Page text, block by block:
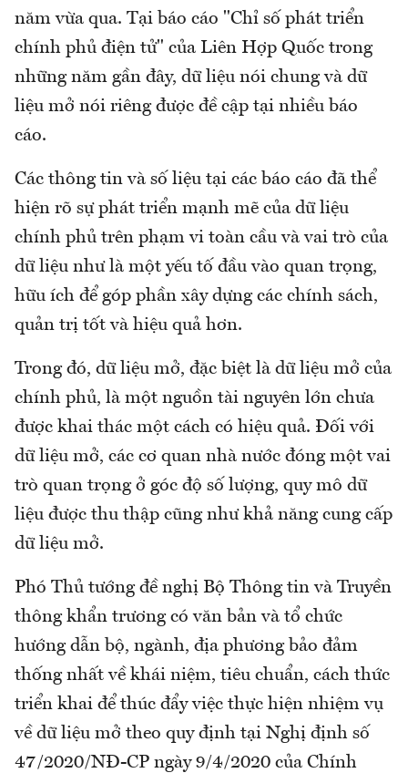
năm vừa qua. Tại báo cáo "Chỉ số phát triển
chính phủ điện tử" của Liên Hợp Quốc trong
những năm gần đây, dữ liệu nói chung và dữ
liệu mở nói riêng được đề cập tại nhiều báo
cáo.
Các thông tin và số liệu tại các báo cáo đã thể
hiện rõ sự phát triển mạnh mẽ của dữ liệu
chính phủ trên phạm vi toàn cầu và vai trò của
dữ liệu như là một yếu tố đầu vào quan trọng,
hữu ích để góp phần xây dựng các chính sách,
quản trị tốt và hiệu quả hơn.
Trong đó, dữ liệu mở, đặc biệt là dữ liệu mở của
chính phủ, là một nguồn tài nguyên lớn chưa
được khai thác một cách có hiệu quả. Đối với
dữ liệu mở, các cơ quan nhà nước đóng một vai
trò quan trọng ở góc độ số lượng, quy mô dữ
liệu được thu thập cũng như khả năng cung cấp
dữ liệu mở.
Phó Thủ tướng đề nghị Bộ Thông tin và Truyền
thông khẩn trương có văn bản và tổ chức
hướng dẫn bộ, ngành, địa phương bảo đảm
thống nhất về khái niệm, tiêu chuẩn, cách thức
triển khai để thúc đẩy việc thực hiện nhiệm vụ
về dữ liệu mở theo quy định tại Nghị định số
47/2020/NĐ-CP ngày 9/4/2020 của Chính